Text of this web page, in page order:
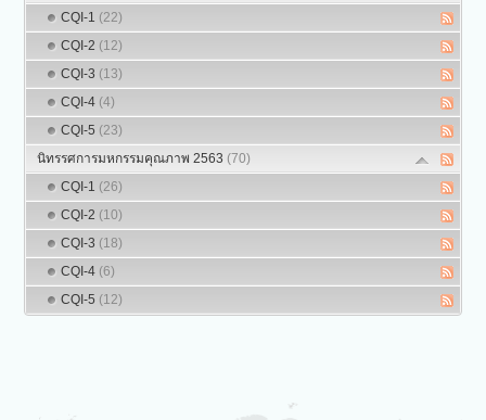
CQI-1 (22)
CQI-2 (12)
CQI-3 (13)
CQI-4 (4)
CQI-5 (23)
นิทรรศการมหกรรมคุณภาพ 2563 (70)
CQI-1 (26)
CQI-2 (10)
CQI-3 (18)
CQI-4 (6)
CQI-5 (12)